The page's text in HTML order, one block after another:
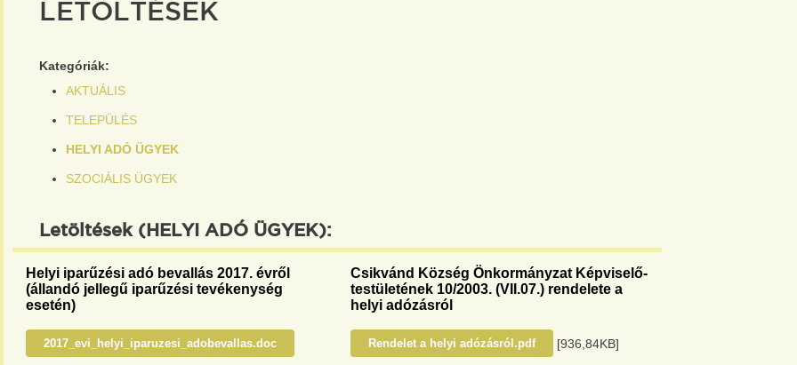
LETÖLTÉSEK
Kategóriák:
AKTUÁLIS
TELEPÜLÉS
HELYI ADÓ ÜGYEK
SZOCIÁLIS ÜGYEK
Letöltések (HELYI ADÓ ÜGYEK):
Helyi iparűzési adó bevallás 2017. évről
(állandó jellegű iparűzési tevékenység
esetén)
2017_evi_helyi_iparuzesi_adobevallas.doc
Csikvánd Község Önkormányzat Képviselő-
testületének 10/2003. (VII.07.) rendelete a
helyi adózásról
Rendelet a helyi adózásról.pdf [936,84KB]